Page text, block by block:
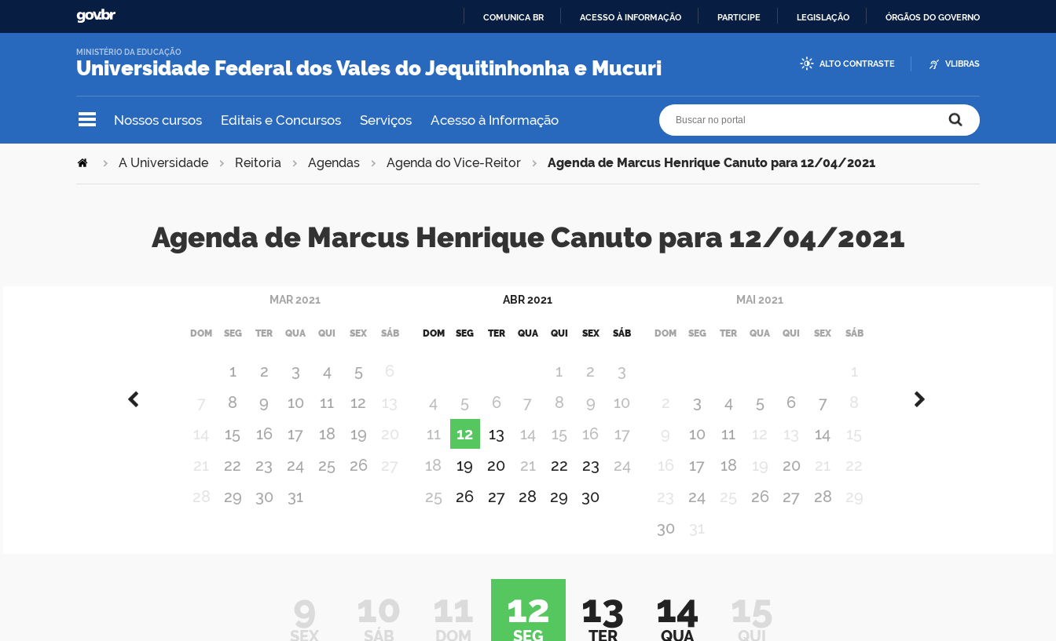
O
COMUNICA BR ACESSO À INFORMAÇÃO PARTICIPE LEGISLAÇÃO ÓRGÃOS DO GOVERNO
Universidade Federal dos Vales do Jequitinhonha e Mucuri
MINISTÉRIO DA EDUCAÇÃO
ALTO CONTRASTE VLIBRAS
Nossos cursos Editais e Concursos Serviços Acesso à Informação
A Universidade Reitoria Agendas Agenda do Vice-Reitor Agenda de Marcus Henrique Canuto para 12/04/2021
Agenda de Marcus Henrique Canuto para 12/04/2021
MAR 2021
DOM SEG TER QUA QUI SEX SÁB
1 2 3 4 5
6
7
8 9 10 11 12
13
14
15 16 17 18 19
20
21
22 23 24 25 26
27
28
29 30 31
ABR2021
DOM SEG TER QUA QUI SEX SÁB
1 2
3
4
5 6 7 8 9
10
11
12 13 14 15 16
17
18
19 20 21 22 23
24
25
26 27 28 29 30
MAI 2021
DOM SEG TER QUA QUI SEX SÁB
1
2
3 4 5 6 7
8
9
10 11 12 13 14
15
16
17 18 19 20 21
22
23
24 25 26 27 28
29
30
31
9
SEX
10
SÁB
11
DOM
12
SEG
13
TER
14
QUA
15
QUI